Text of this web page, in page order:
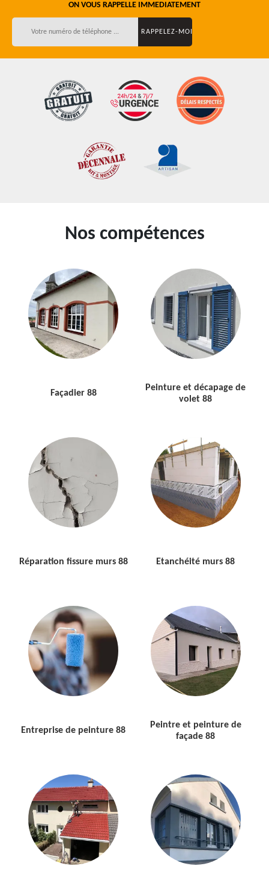
ON VOUS RAPPELLE IMMEDIATEMENT
Nos compétences
Façadier 88
Peinture et décapage de
volet 88
Réparation fissure murs 88 Etanchéité murs 88
Entreprise de peinture 88
Peintre et peinture de
façade 88